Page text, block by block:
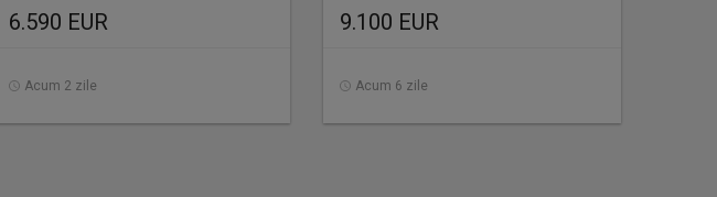
6.590 EUR
Acum 2 zile
9.100 EUR
Acum 6 zile